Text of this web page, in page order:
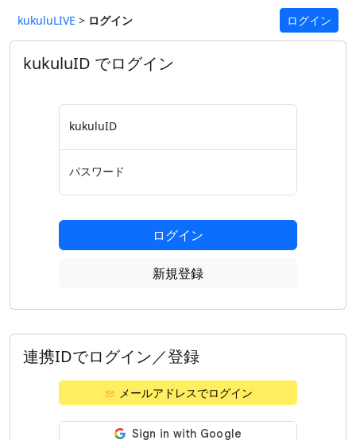
kukuluLIVE > ログイン ログイン
kukuluID でログイン
kukuluID
パスワード
ログイン
新規登録
連携IDでログイン／登録
メールアドレスでログイン